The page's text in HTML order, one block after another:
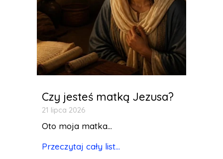
Czy jesteś matką Jezusa?
21 lipca 2026
Oto moja matka...
Przeczytaj cały list...